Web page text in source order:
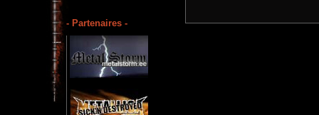
- Partenaires -